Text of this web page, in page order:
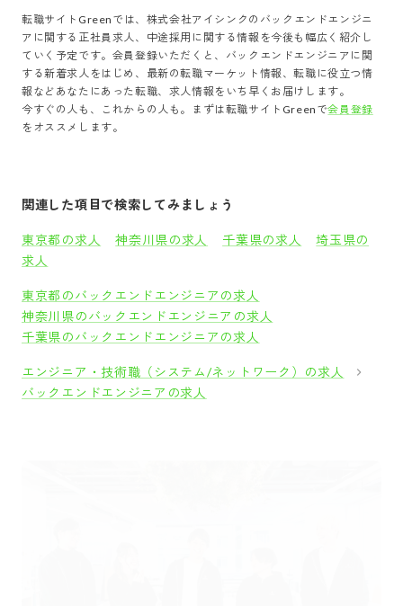
転職サイトGreenでは、 株式会社アイシンク の バックエンドエンジニ
ア に関する正社員求人、中途採用に関する情報を今後も幅広く紹介し
ていく予定です。会員登録いただくと、 バックエンドエンジニア に関
する新着求人をはじめ、最新の転職マーケット情報、転職に役立つ情
報などあなたにあった転職、求人情報をいち早くお届けします。
今すぐの人も、これからの人も。まずは転職サイトGreenで会員登録
をオススメします。
関連した項目で検索してみましょう
東京都の求人 神奈川県の求人 千葉県の求人
埼玉県の
求人
東京都のバックエンドエンジニアの求人
神奈川県のバックエンドエンジニアの求人
千葉県のバックエンドエンジニアの求人
エンジニア・技術職（システム/ネットワーク）の求人
バックエンドエンジニアの求人